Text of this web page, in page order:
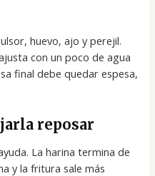
huevo, ajo y perejil.
con un poco de agua
final debe quedar espesa,
reposar
La harina termina de
y la fritura sale más